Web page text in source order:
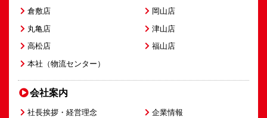
倉敷店
丸亀店
高松店
本社（物流センター）
岡山店
津山店
福山店
会社案内
社長挨拶・経営理念 企業情報